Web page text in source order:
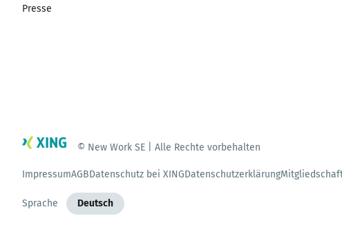
Presse
© New Work SE | Alle Rechte vorbehalten
ImpressumAGBDatenschutz bei XINGDatenschutzerklärung
Sprache Deutsch